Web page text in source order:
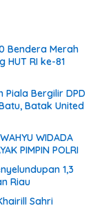
Bendera Merah
HUT RI ke-81
Piala Bergilir DPD
Batak United
WIDADA
PIMPIN POLRI
1,3
Riau
Sahri